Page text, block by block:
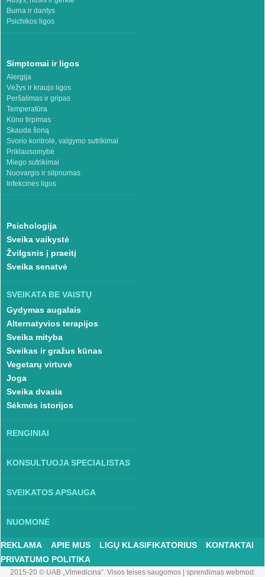
Burna ir dantys
Psichikos ligos
Simptomai ir ligos
Alergija
Vėžys ir kraujo ligos
Peršalimas ir gripas
Temperatūra
Kūno tirpimas
Skauda šoną
Svorio kontrolė, valgymo sutrikimai
Priklausomybė
Miego sutrikimai
Nuovargis ir silpnumas
Infekcinės ligos
Psichologija
Sveika vaikystė
Žvilgsnis į praeitį
Sveika senatvė
SVEIKATA BE VAISTŲ
Gydymas augalais
Alternatyvios terapijos
Sveika mityba
Sveikas ir gražus kūnas
Vegetarų virtuvė
Joga
Sveika dvasia
Sėkmės istorijos
RENGINIAI
KONSULTUOJA SPECIALISTAS
SVEIKATOS APSAUGA
NUOMONĖ
REKLAMA APIE MUS LIGŲ KLASIFIKATORIUS
KONTAKTAI
PRIVATUMO POLITIKA
2015-20 © UAB „Vlmedicina“. Visos teises saugomos| sprendimas webmod: